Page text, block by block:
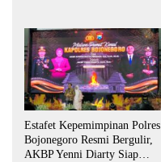
Estafet Kepemimpinan Polres
Bojonegoro Resmi Bergulir,
AKBP Yenni Diarty Siap